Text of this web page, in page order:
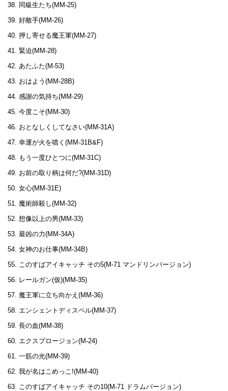
同級生たち(MM-25)
好敵手(MM-26)
押し寄せる魔王軍(MM-27)
緊迫(MM-28)
あたふた(M-53)
おはよう(MM-28B)
感謝の気持ち(MM-29)
今度こそ(MM-30)
おとなしくしてなさい(MM-31A)
幸運が火を噴く(MM-31B&F)
もう一度ひとつに(MM-31C)
お前の取り柄は何だ?(MM-31D)
女心(MM-31E)
魔術師殺し(MM-32)
想像以上の男(MM-33)
最凶の力(MM-34A)
女神のお仕事(MM-34B)
このすばアイキャッチ その5(M-71 マンドリンバージョン)
レールガン(仮)(MM-35)
魔王軍に立ち向かえ(MM-36)
エンシェントディスペル(MM-37)
長の血(MM-38)
エクスプロージョン(M-24)
一筋の光(MM-39)
我が名はこめっこ!(MM-40)
このすばアイキャッチ その10(M-71 ドラムバージョン)